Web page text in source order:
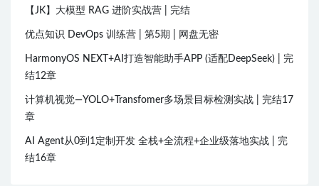
【JK】大模型 RAG 进阶实战营 | 完结
优点知识 DevOps 训练营 | 第5期 | 网盘无密
HarmonyOS NEXT+AI打造智能助手APP (适配DeepSeek) | 完
结12章
计算机视觉—YOLO+Transfomer多场景目标检测实战 | 完结17
章
AI Agent从0到1定制开发 全栈+全流程+企业级落地实战 | 完
结16章